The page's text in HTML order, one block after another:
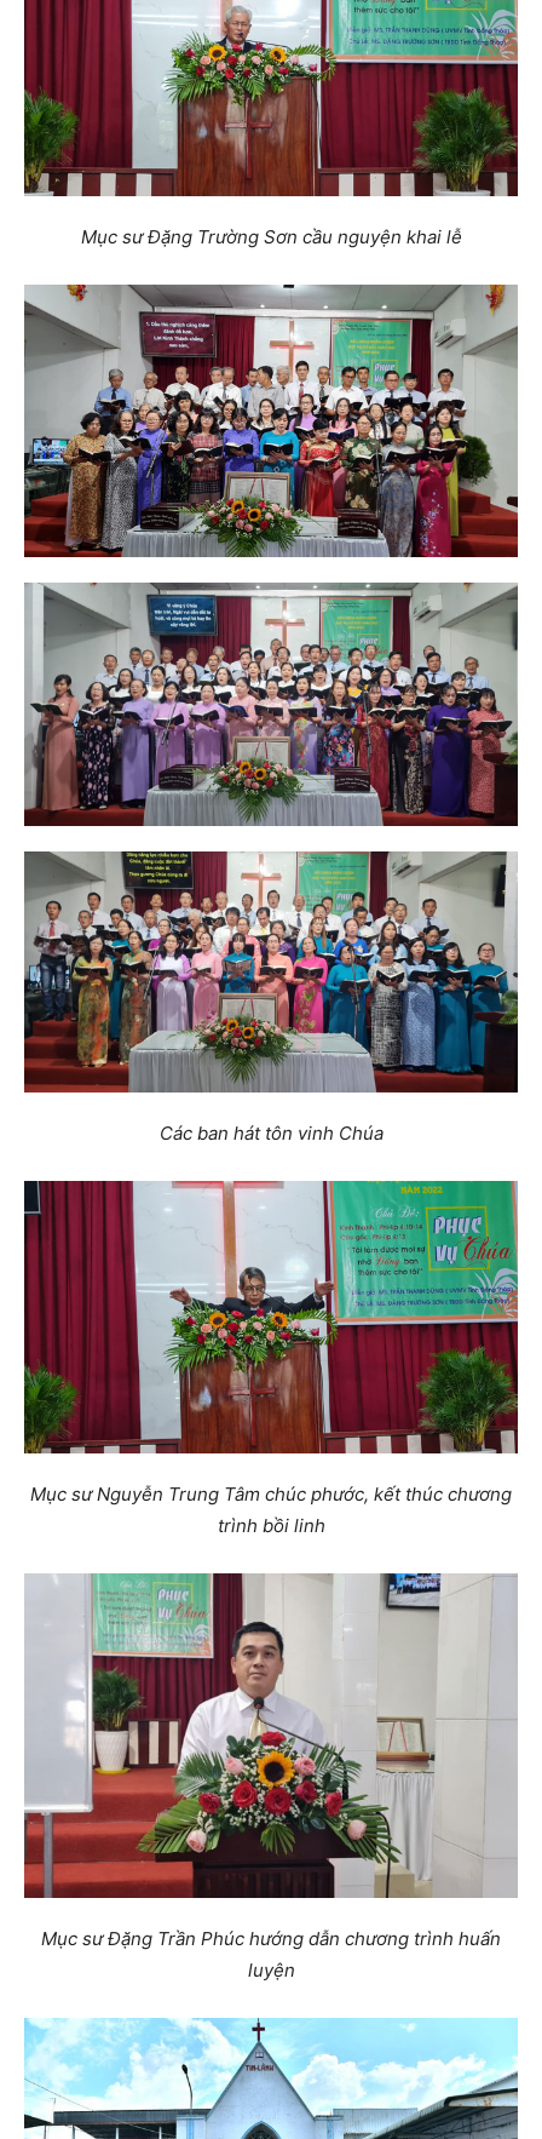
Mục sư Đặng Trường Sơn cầu nguyện khai lễ
Các ban hát tôn vinh Chúa
Mục sư Nguyễn Trung Tâm chúc phước, kết thúc chương
trình bồi linh
Mục sư Đặng Trần Phúc hướng dẫn chương trình huấn
luyện